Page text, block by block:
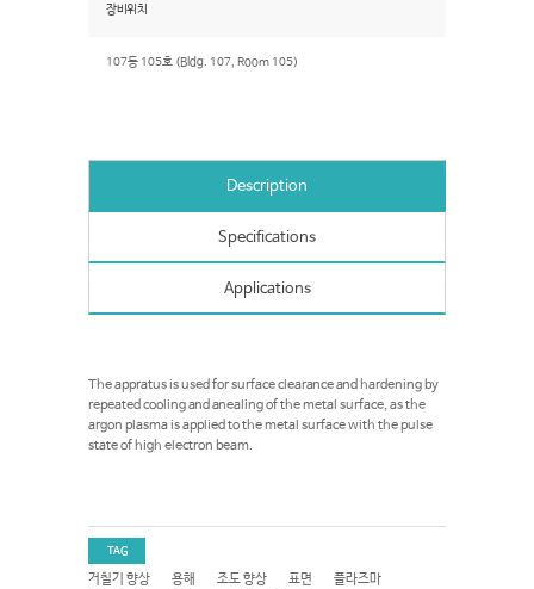
장비위치
107동 105호 (Bldg. 107, Room 105)
Description
Specifications
Applications
The appratus is used for surface clearance and hardening by
repeated cooling and anealing of the metal surface, as the
argon plasma is applied to the metal surface with the pulse
state of high electron beam.
TAG
거칠기 향상 용해 조도 향상 표면
플라즈마